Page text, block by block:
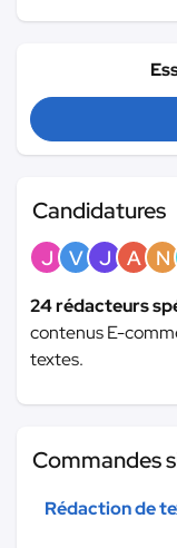
Candidatures
J V J A N
24 rédacteurs
contenus E-
textes.
Commandes
Rédaction de